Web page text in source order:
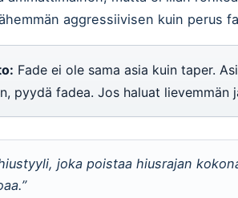
aggressiivisen kuin perus
Fade ei ole sama asia kuin taper.
pyydä fadea. Jos haluat
joka poistaa hiusrajan